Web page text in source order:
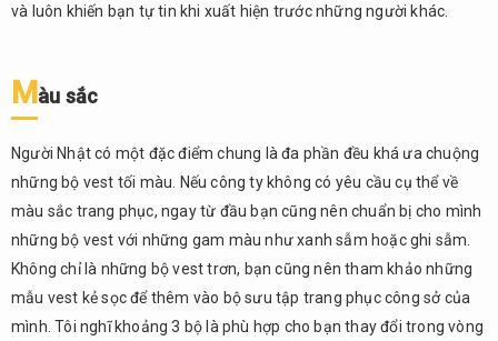
giới
2.1.
mi
2.2.
Áo
2.3.
Giày
2.4.
và luôn khiến bạn tự tin khi xuất hiện trước những người khác.
Màu sắc
Người Nhật có một đặc điểm chung là đa phần đều khá ưa chuộng
những bộ vest tối màu. Nếu công ty không có yêu cầu cụ thể về
màu sắc trang phục, ngay từ đầu bạn cũng nên chuẩn bị cho mình
những bộ vest với những gam màu như xanh sẫm hoặc ghi sẫm.
Không chỉ là những bộ vest trơn, bạn cũng nên tham khảo những
mẫu vest kẻ sọc để thêm vào bộ sưu tập trang phục công sở của
mình. Tôi nghĩ khoảng 3 bộ là phù hợp cho bạn thay đổi trong vòng